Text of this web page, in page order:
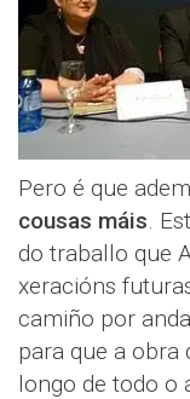
Pero é que
cousas máis.
do traballo que
xeracións
camiño por
para que a obra
longo de todo o